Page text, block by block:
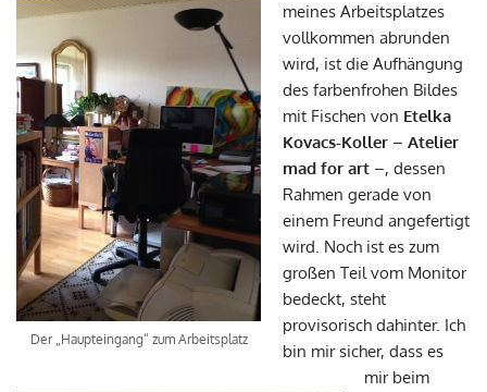
Der „Haupteingang“ zum Arbeitsplatz
meines Arbeitsplatzes
vollkommen abrunden
wird, ist die Aufhängung
des farbenfrohen Bildes
mit Fischen von Etelka
Kovacs-Koller – Atelier
mad for art –, dessen
Rahmen gerade von
einem Freund angefertigt
wird. Noch ist es zum
großen Teil vom Monitor
bedeckt, steht
provisorisch dahinter. Ich
bin mir sicher, dass es
mir beim